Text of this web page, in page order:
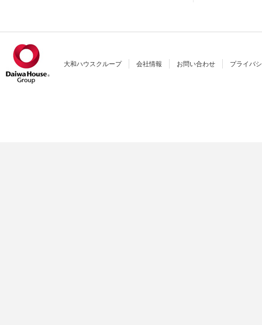
大和ハウスクループ 会社情報 お問い合わせ プライバ